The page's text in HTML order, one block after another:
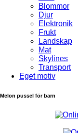
Blommor
Djur
Elektronik
Frukt
Landskap
Mat
Skylines
Transport
Eget motiv
Melon pussel för barn